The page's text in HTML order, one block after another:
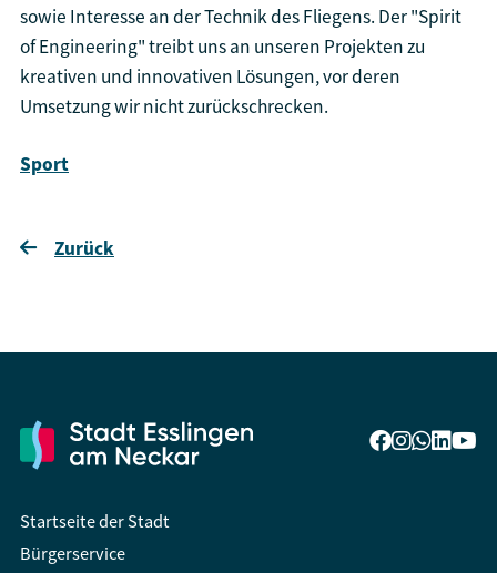
sowie Interesse an der Technik des Fliegens. Der "Spirit
of Engineering" treibt uns an unseren Projekten zu
kreativen und innovativen Lösungen, vor deren
Umsetzung wir nicht zurückschrecken.
Sport
Zurück
Startseite der Stadt
Bürgerservice